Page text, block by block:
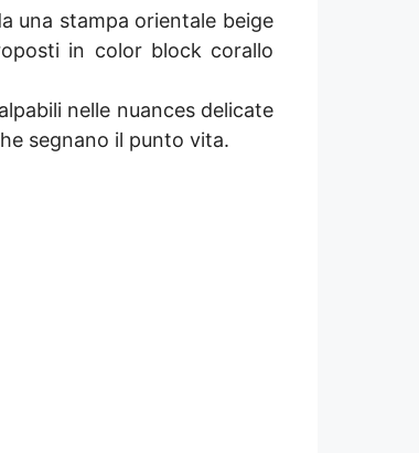
una stampa orientale beige
in color block corallo
nelle nuances delicate
segnano il punto vita.